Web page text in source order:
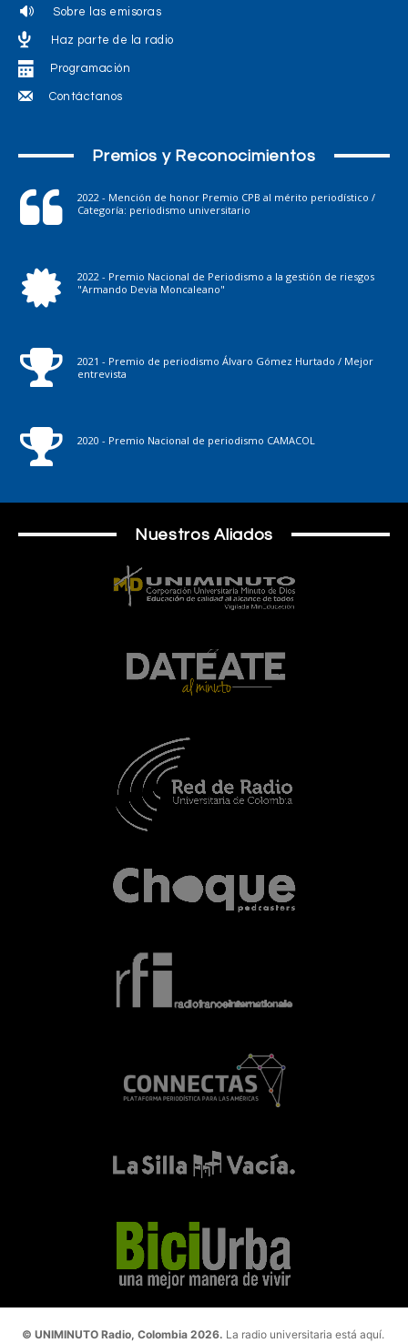
Sobre las emisoras
Haz parte de la radio
Programación
Contáctanos
Premios y Reconocimientos
2022 - Mención de honor Premio CPB al mérito periodístico /
Categoría: periodismo universitario
2022 - Premio Nacional de Periodismo a la gestión de riesgos
"Armando Devia Moncaleano"
2021 - Premio de periodismo Álvaro Gómez Hurtado / Mejor
entrevista
2020 - Premio Nacional de periodismo CAMACOL
Nuestros Aliados
© UNIMINUTO Radio, Colombia 2026. La radio universitaria está aquí.